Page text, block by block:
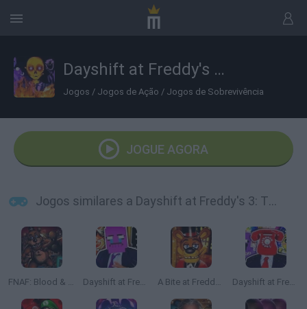
Dayshift at Freddy's 3: The Final Chapter
Jogos / Jogos de Ação / Jogos de Sobrevivência
JOGUE AGORA
Jogos similares a Dayshift at Freddy's 3: The Final Chapter
FNAF: Blood & Gear Dayshift at Freddy’s 2 Electric Boogaloo A Bite at Freddy’s Dayshift at Freddy’s